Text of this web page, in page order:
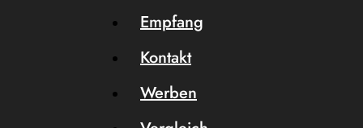
Empfang
Kontakt
Werben